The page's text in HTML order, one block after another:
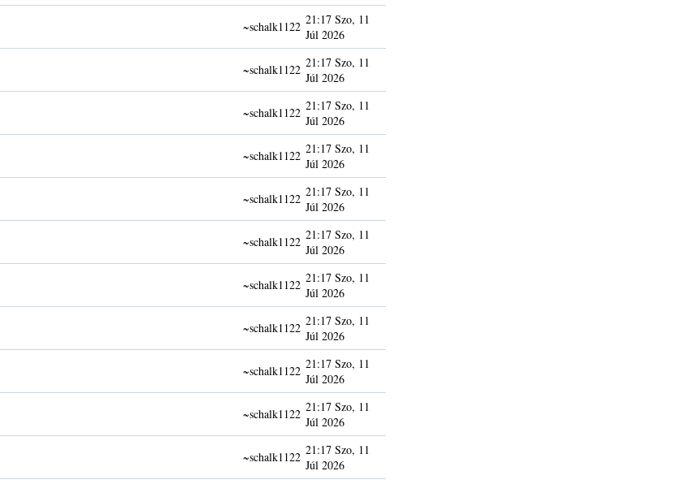
~schalk1122 21:17 Szo, 11
Júl 2026
~schalk1122 21:17 Szo, 11
Júl 2026
~schalk1122 21:17 Szo, 11
Júl 2026
~schalk1122 21:17 Szo, 11
Júl 2026
~schalk1122 21:17 Szo, 11
Júl 2026
~schalk1122 21:17 Szo, 11
Júl 2026
~schalk1122 21:17 Szo, 11
Júl 2026
~schalk1122 21:17 Szo, 11
Júl 2026
~schalk1122 21:17 Szo, 11
Júl 2026
~schalk1122 21:17 Szo, 11
Júl 2026
~schalk1122 21:17 Szo, 11
Júl 2026